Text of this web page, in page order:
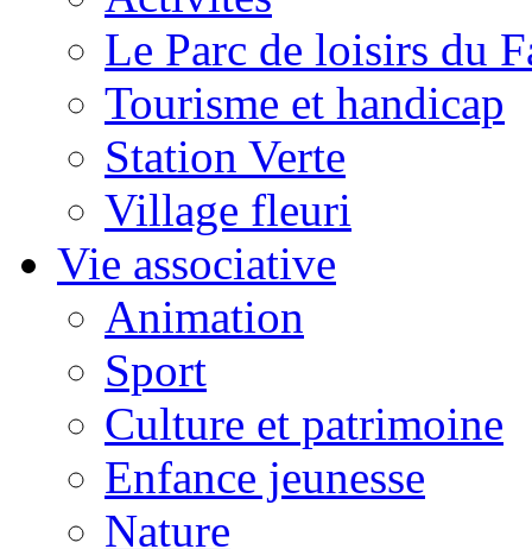
Le Parc de loisirs du
Tourisme et handicap
Station Verte
Village fleuri
Vie associative
Animation
Sport
Culture et patrimoine
Enfance jeunesse
Nature